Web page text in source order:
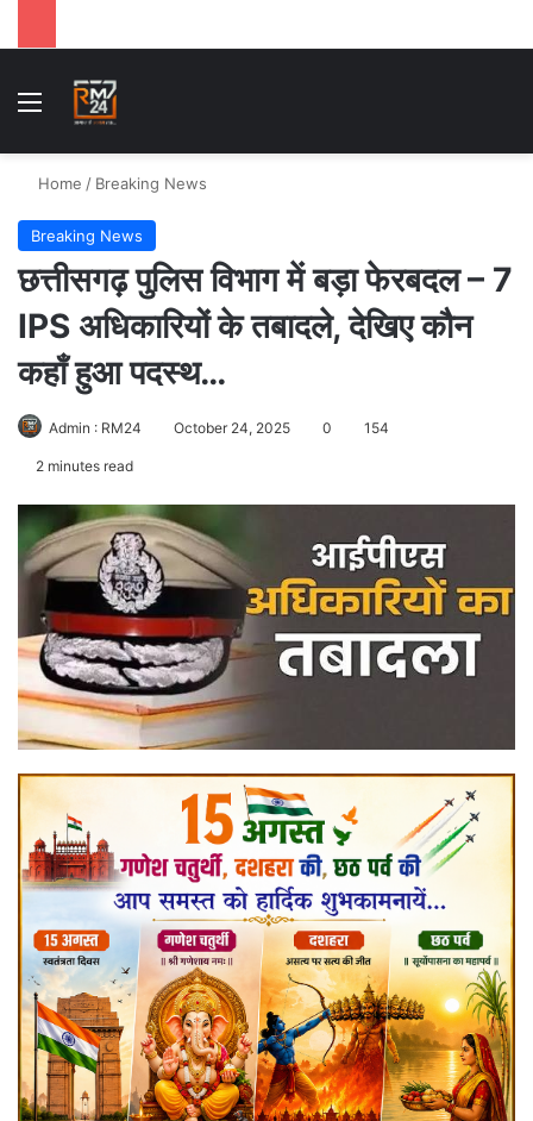
Menu
Home / Breaking News
Breaking News
छत्तीसगढ़ पुलिस विभाग में बड़ा फेरबदल – 7
IPS अधिकारियों के तबादले, देखिए कौन
कहाँ हुआ पदस्थ…
Admin : RM24 October 24, 2025 0 154
2 minutes read